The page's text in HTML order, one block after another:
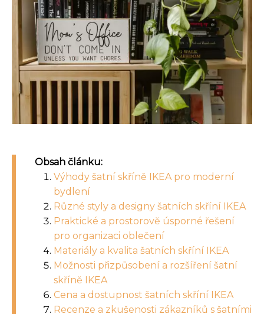
Obsah článku:
Výhody šatní skříně IKEA pro moderní
bydlení
Různé styly a designy šatních skříní IKEA
Praktické a prostorově úsporné řešení
pro organizaci oblečení
Materiály a kvalita šatních skříní IKEA
Možnosti přizpůsobení a rozšíření šatní
skříně IKEA
Cena a dostupnost šatních skříní IKEA
Recenze a zkušenosti zákazníků s šatními